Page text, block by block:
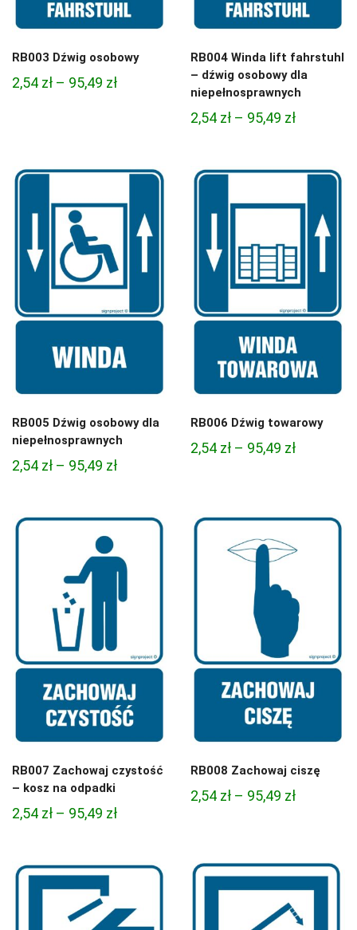
RB003 Dźwig osobowy
2,54 zł – 95,49 złZakres
do
RB004 Winda lift fahrstuhl
– dźwig osobowy dla
niepełnosprawnych
2,54 zł – 95,49 złZakres
2,54 zł
do
95,49 zł
RB005 Dźwig osobowy dla
niepełnosprawnych
2,54 zł – 95,49 złZakres
95,49 zł
RB006 Dźwig towarowy
2,54 zł – 95,49 złZakres
95,49 zł
RB007 Zachowaj czystość
– kosz na odpadki
2,54 zł – 95,49 złZakres
95,49 zł
RB008 Zachowaj ciszę
2,54 zł – 95,49 złZakres
2,54 zł
do